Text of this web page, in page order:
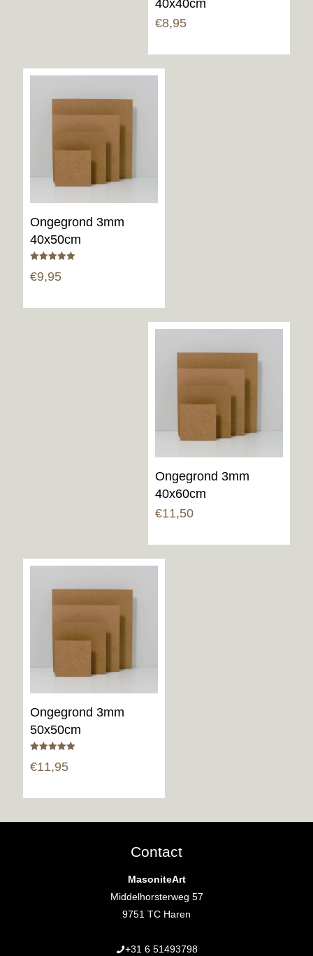
40x40cm
€8,95
Ongegrond 3mm
40x50cm
5.00
€9,95
Ongegrond 3mm
40x60cm
€11,50
Ongegrond 3mm
50x50cm
5.00
€11,95
Contact
MasoniteArt
Middelhorsterweg 57
9751 TC Haren
+31 6 51493798‬